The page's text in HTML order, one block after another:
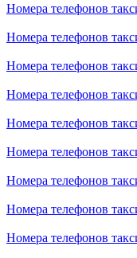
Номера телефонов
Номера телефонов
Номера телефонов
Номера телефонов
Номера телефонов
Номера телефонов
Номера телефонов
Номера телефонов
Номера телефонов